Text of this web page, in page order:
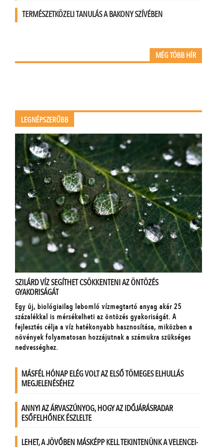
TERMÉSZETKÖZELI TANULÁS A BAKONY SZÍVÉBEN
MÉG TÖBB HÍR
LEGNÉPSZERŰBB